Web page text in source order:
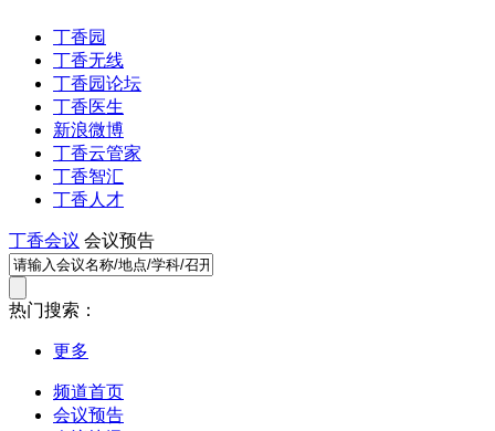
丁香园
丁香无线
丁香园论坛
丁香医生
新浪微博
丁香云管家
丁香智汇
丁香人才
丁香会议 会议预告
热门搜索：
更多
频道首页
会议预告